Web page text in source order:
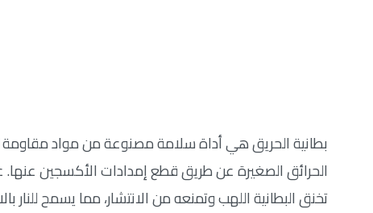
بطانية الحريق هي أداة سلامة مصنوعة من مواد
الحرائق الصغيرة عن طريق قطع إمدادات الأكسجين
تخنق البطانية اللهب وتمنعه من الانتشار، مما يسمح للنار